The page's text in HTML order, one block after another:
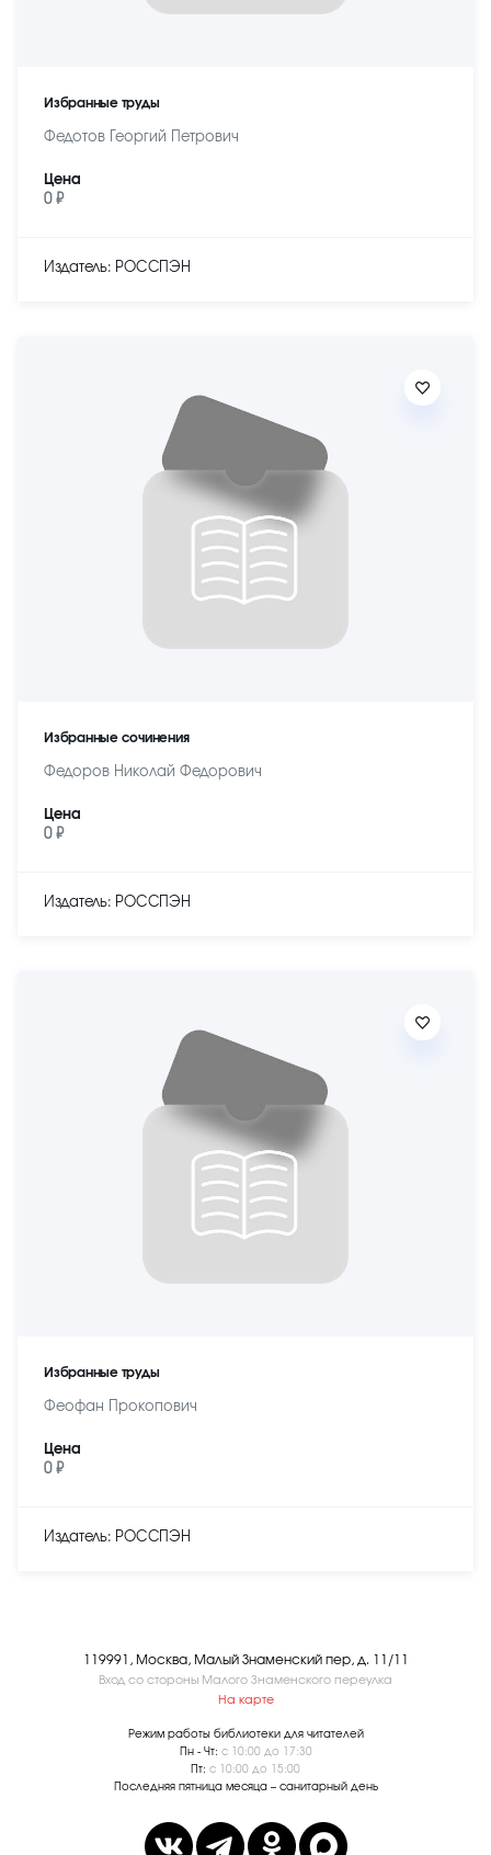
Избранные труды
Федотов Георгий Петрович
Цена
0 ₽
Издатель: РОССПЭН
Избранные сочинения
Федоров Николай Федорович
Цена
0 ₽
Издатель: РОССПЭН
Избранные труды
Феофан Прокопович
Цена
0 ₽
Издатель: РОССПЭН
119991, Москва, Малый Знаменский пер, д. 11/11
Вход со стороны Малого Знаменского переулка
На карте
Режим работы библиотеки для читателей
Пн - Чт: с 10:00 до 17:30
Пт: с 10:00 до 15:00
Последняя пятница месяца – санитарный день